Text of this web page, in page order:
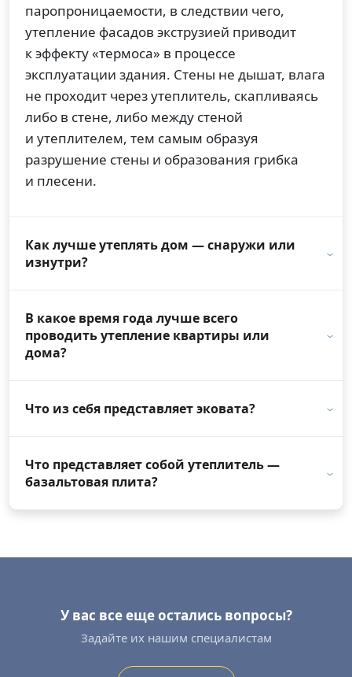
паропроницаемости, в следствии чего,
утепление фасадов экструзией приводит
к эффекту «термоса» в процессе
эксплуатации здания. Стены не дышат, влага
не проходит через утеплитель, скапливаясь
либо в стене, либо между стеной
и утеплителем, тем самым образуя
разрушение стены и образования грибка
и плесени.
Как лучше утеплять дом — снаружи или
изнутри?
В какое время года лучше всего
проводить утепление квартиры или
дома?
Что из себя представляет эковата?
Что представляет собой утеплитель —
базальтовая плита?
У вас все еще остались вопросы?
Задайте их нашим специалистам